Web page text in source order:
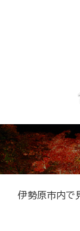
伊勢原市内で